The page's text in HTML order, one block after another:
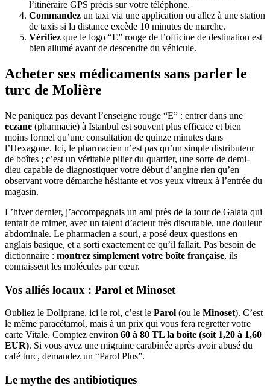
l’itinéraire GPS précis sur votre téléphone.
Commandez un taxi via une application ou allez à une station
de taxis si la distance excède 10 minutes de marche.
Vérifiez que le logo “E” rouge de l’officine de destination est
bien allumé avant de descendre du véhicule.
Acheter ses médicaments sans parler le
turc de Molière
Ne paniquez pas devant l’enseigne rouge “E” : entrer dans une
eczane (pharmacie) à Istanbul est souvent plus efficace et bien
moins formel qu’une consultation de quinze minutes dans
l’Hexagone. Ici, le pharmacien n’est pas qu’un simple distributeur
de boîtes ; c’est un véritable pilier du quartier, une sorte de demi-
dieu capable de diagnostiquer votre début d’angine rien qu’en
observant votre démarche hésitante et vos yeux vitreux à l’entrée du
magasin.
L’hiver dernier, j’accompagnais un ami près de la tour de Galata qui
tentait de mimer, avec un talent d’acteur très discutable, une douleur
abdominale. Le pharmacien a souri, a posé deux questions en
anglais basique, et a sorti exactement ce qu’il fallait. Pas besoin de
dictionnaire : montrez simplement votre boîte française, ils
connaissent les molécules par cœur.
Vos alliés locaux : Parol et Minoset
Oubliez le Doliprane, ici le roi, c’est le Parol (ou le Minoset). C’est
le même paracétamol, mais à un prix qui vous fera regretter votre
carte Vitale. Comptez environ 60 à 80 TL la boîte (soit 1,20 à 1,60
EUR). Si vous avez une migraine carabinée après avoir abusé du
café turc, demandez un “Parol Plus”.
Le mythe des antibiotiques